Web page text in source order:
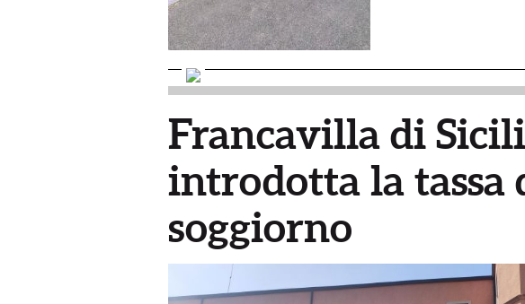
Francavilla di
introdotta la tassa
soggiorno